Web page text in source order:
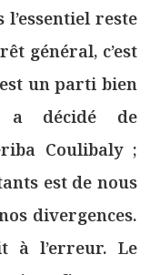
reste
général, c’est
un parti bien
a décidé de
Coulibaly ;
est de nous
divergences.
à l’erreur. Le